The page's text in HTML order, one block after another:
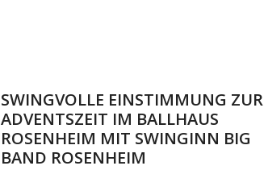
SWINGVOLLE EINSTIMMUNG ZUR
ADVENTSZEIT IM BALLHAUS
ROSENHEIM MIT SWINGINN BIG
BAND ROSENHEIM